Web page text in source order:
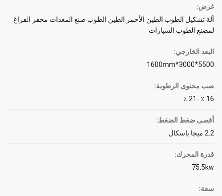
غرض:
آلة تشكيل الطوب الطين الأحمر الطين الطوب صنع المعدات محفز الفراغ
لمصنع الطوب السيارات
البعد الخارجي:
5500*3000*1600mm
صب محتوى الرطوبة:
16 ٪ -21 ٪
أقصى ضغط الضغط:
2.2 ميجا باسكال
قدرة المحرك:
75.5kw
سعة: